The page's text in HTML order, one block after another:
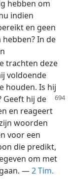
hebben om
indien
en geen
In de
trachten deze
voldoende
houden. Is hij
Geeft hij de
en reageert
woorden
voor een
die predikt,
om met
—2 Tim.